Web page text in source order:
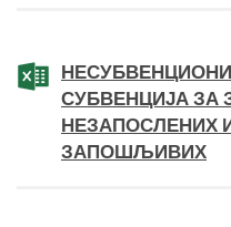
СУБВЕНЦИЈА
НЕЗАПОСЛЕНИХ
ЗАПОШЉИВИХ